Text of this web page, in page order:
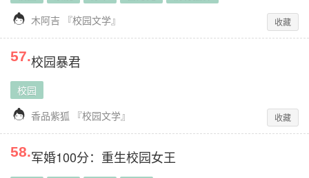
 木阿吉 『校园文学』 收藏
57.校园暴君
校园
 香品紫狐 『校园文学』 收藏
58.军婚100分：重生校园女王